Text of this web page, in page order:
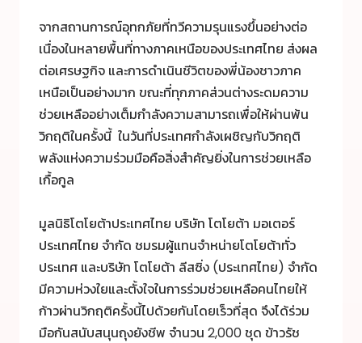
จากสถานการณ์อุทกภัยที่ทวีความรุนแรงขึ้นอย่างต่อ
เนื่องในหลายพื้นที่ทางภาคเหนือของประเทศไทย ส่งผล
ต่อเศรษฐกิจ และการดำเนินชีวิตของพี่น้องชาวภาค
เหนือเป็นอย่างมาก ขณะที่ทุกภาคส่วนต่างระดมความ
ช่วยเหลืออย่างเต็มกำลังความสามารถเพื่อให้ผ่านพ้น
วิกฤติในครั้งนี้ ในวันที่ประเทศกำลังเผชิญกับวิกฤติ
พลังแห่งความร่วมมือคือสิ่งสำคัญยิ่งในการช่วยเหลือ
เกื้อกูล
มูลนิธิโตโยต้าประเทศไทย บริษัท โตโยต้า มอเตอร์
ประเทศไทย จำกัด ชมรมผู้แทนจำหน่ายโตโยต้าทั่ว
ประเทศ และบริษัท โตโยต้า ลีสซิ่ง (ประเทศไทย) จำกัด
มีความห่วงใยและตั้งใจในการร่วมช่วยเหลือคนไทยให้
ก้าวผ่านวิกฤติครั้งนี้ไปด้วยกันโดยเร็วที่สุด จึงได้ร่วม
มือกันสนับสนุนถุงยังชีพ จำนวน 2,000 ชุด ข้าวรัช